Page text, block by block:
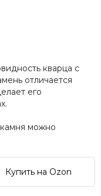
кварца с
отличается
его
можно
Купить на Ozon